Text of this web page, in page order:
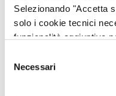
Selezionando "Accetta
solo i cookie tecnici
funzionalità aggiuntive
delNecessari
A Scuola di
Salone dello Studente -
Innovazione e